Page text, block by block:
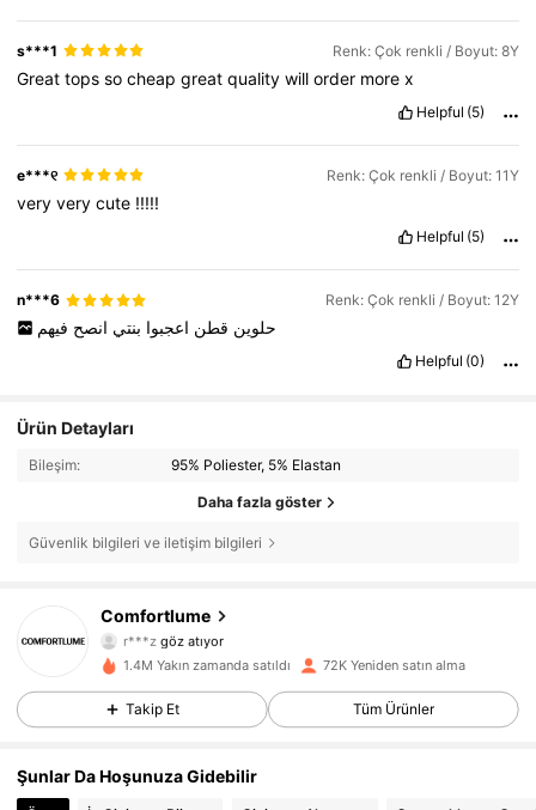
s***1 Renk: Çok renkli / Boyut: 8Y
Greattopssocheapgreatqualitywillorder morex
Helpful (5)
e***୧ Renk: Çok renkli / Boyut: 11Y
veryverycute !!!!!
Helpful (5)
n***6 Renk: Çok renkli / Boyut: 12Y
حلوين قطن اعجبوا بنتي انصح فيهم
Helpful (0)
Ürün Detayları
Bileşim: 95% Poliester, 5% Elastan
Daha fazla göster
Güvenlik bilgileri ve iletişim bilgileri
Comfortlume
r***zgöz atıyor
4,74
11K Takipçiler
4,74 11K Takipçiler
4,74 11K Takipçiler
1.4M Yakın zamanda satıldı 72K Yeniden satın alma
Takip Et Tüm Ürünler
Şunlar Da Hoşunuza Gidebilir